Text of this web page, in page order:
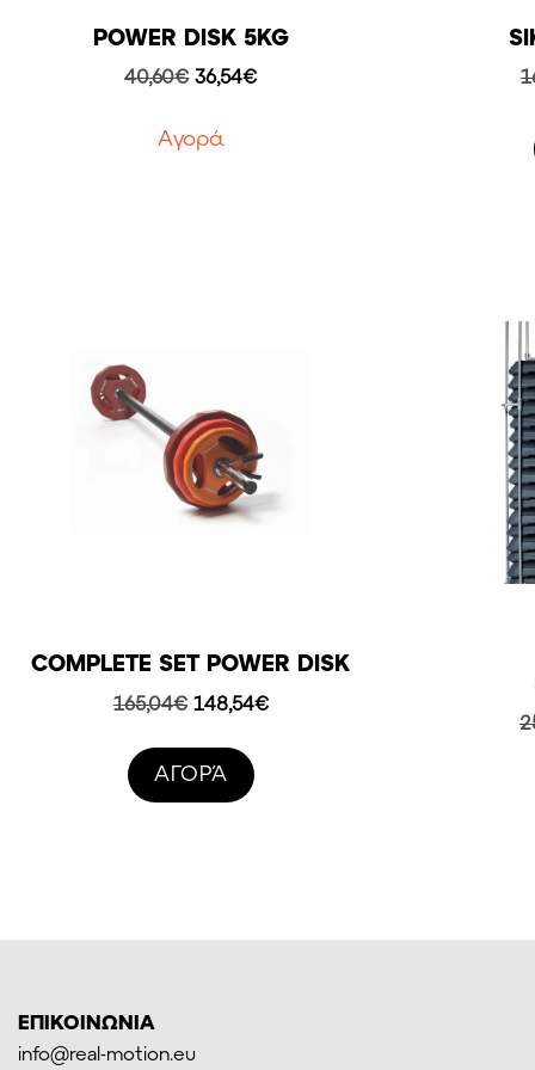
POWER DISK 5KG
40,60€ Original
was:
40,60€.
36,54€Η
Aγορά
COMPLETE SET POWER DISK
165,04€ Original
was:
165,04€.
148,54€Η
AΓΟΡΆ
ΕΠΙΚΟΙΝΩΝΙΑ
info@real-motion.eu